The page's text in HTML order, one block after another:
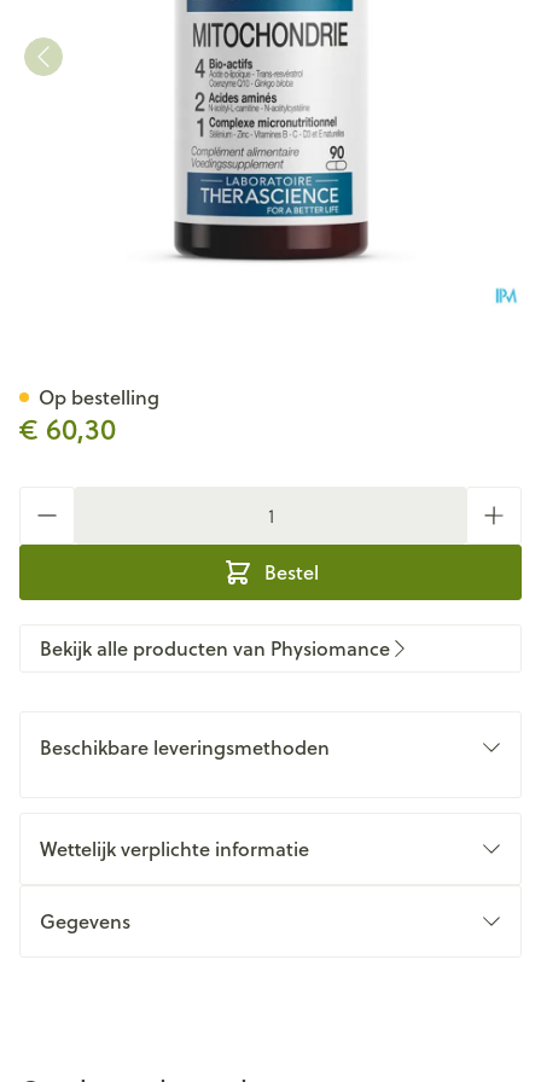
€ 60,30
Bestel
Op bestelling
Bekijk alle producten van Physiomance
Beschikbare leveringsmethoden
Wettelijk verplichte informatie
Gegevens